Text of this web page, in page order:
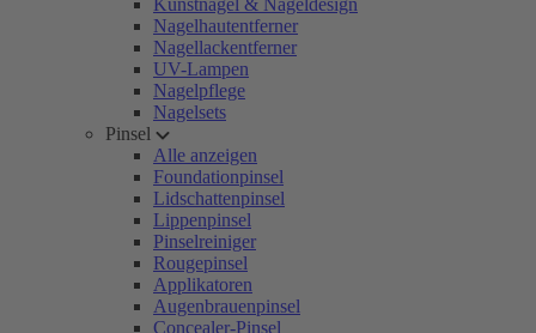
Kunstnägel & Nageldesign
Nagelhautentferner
Nagellackentferner
UV-Lampen
Nagelpflege
Nagelsets
Pinsel
Alle anzeigen
Foundationpinsel
Lidschattenpinsel
Lippenpinsel
Pinselreiniger
Rougepinsel
Applikatoren
Augenbrauenpinsel
Concealer-Pinsel